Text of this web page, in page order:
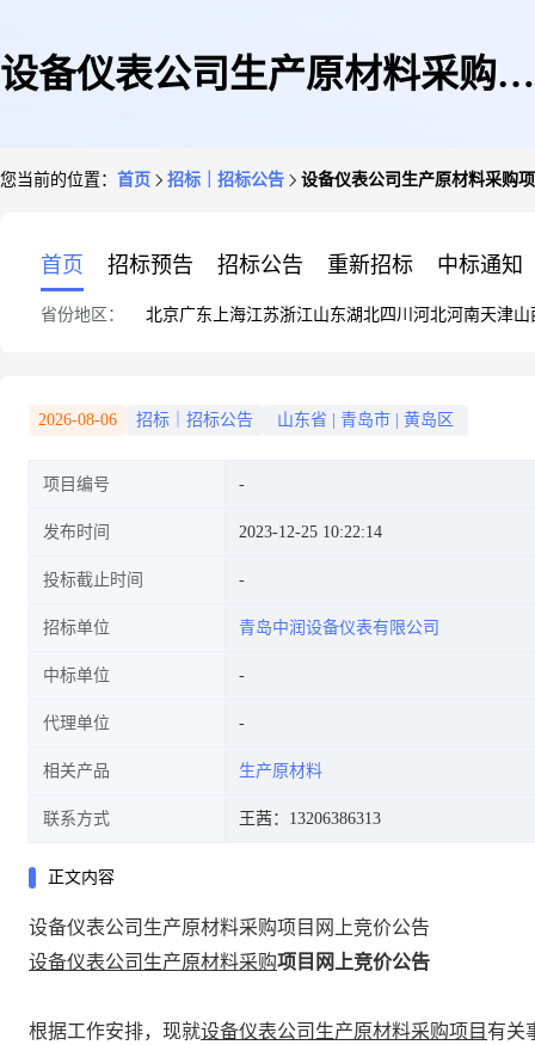
设备仪表公司生产原材料采购项
您当前的位置： 首页 招标｜招标公告 设备仪表公司生产原材料采购
首页 招标预告 招标公告 重新招标 中标通知
省份地区： 北京广东 上海江苏浙江山东湖北四川 河北河南天津山
2026-08-06 招标｜招标公告 山东省 青岛市 黄岛区
项目编号
发布时间 2023-12-25 10:22:14
投标截止时间
招标单位 青岛中润设备仪表有限公司
中标单位
代理单位
相关产品 生产原材料
联系方式 王茜：13206386313
正文内容
设备仪表公司生产原材料采购项目网上竞价公告
设备仪表公司 生产原材料采购项目网上竞价公告
根据工作安排，现就设备仪表公司 生产原材料采购项目有关